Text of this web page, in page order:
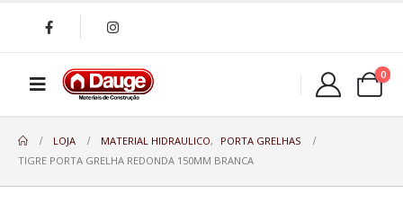
0
LOJA MATERIAL HIDRAULICO,
PORTA GRELHAS
TIGRE PORTA GRELHA REDONDA 150MM BRANCA